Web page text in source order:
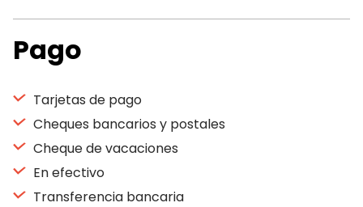
Pago
Tarjetas de pago
Cheques bancarios y postales
Cheque de vacaciones
En efectivo
Transferencia bancaria